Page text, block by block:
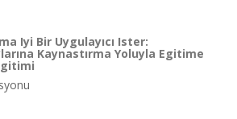
Iyi Bir Uygulayıcı Ister:
Kaynastırma Yoluyla Egitime